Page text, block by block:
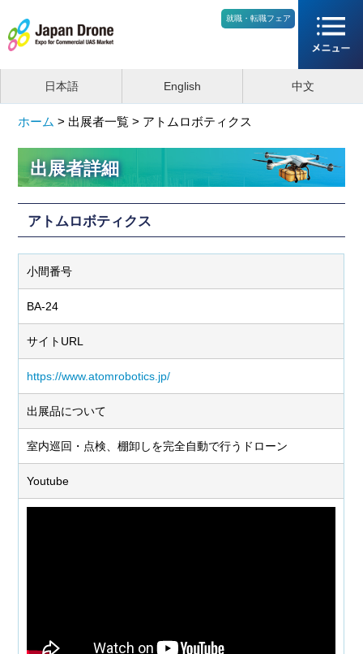
就職・転職フェア
日本語 English 中文
ホーム > 出展者一覧 > アトムロボティクス
出展者詳細
アトムロボティクス
小間番号
BA-24
サイトURL
https://www.atomrobotics.jp/
出展品について
室内巡回・点検、棚卸しを完全自動で行うドローン
Youtube